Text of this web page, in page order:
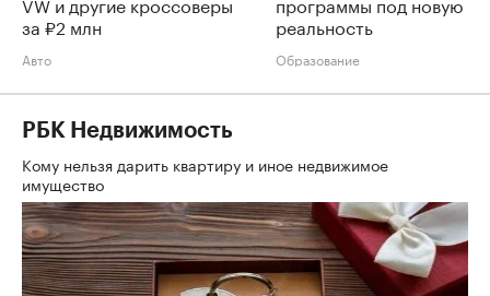
за ₽2 млн
Авто
реальность
Образование
РБК Недвижимость
Кому нельзя дарить квартиру и иное недвижимое
имущество